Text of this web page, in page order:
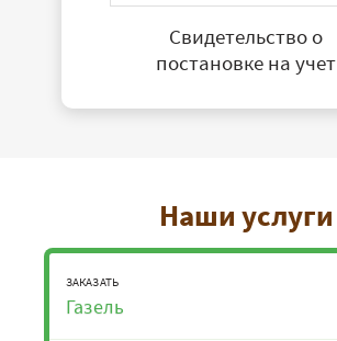
Свидетельство о
постановке на учет
Наши услуги
ЗАКАЗАТЬ
Газель